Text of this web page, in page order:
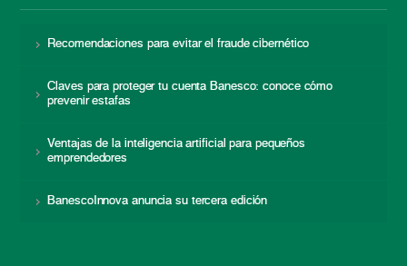
Recomendaciones para evitar el fraude cibernético
Claves para proteger tu cuenta Banesco: conoce cómo
prevenir estafas
Ventajas de la inteligencia artificial para pequeños
emprendedores
BanescoInnova anuncia su tercera edición